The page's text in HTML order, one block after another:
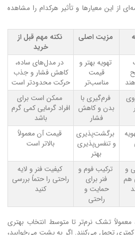
از این معیارها و تأثیر هرکدام را مشاهده
مزیت اصلی
نکته مهم قبل از
خرید
تهویه بهتر و
قیمت
مناسب‌تر
در مدل‌های ساده،
کاهش فشار و جذب
حرکت محدودتر است
فرم‌گیری با
بدن و کاهش
فشار
ممکن است برای
افراد گرمایی کمی گرم
باشد
برگشت‌پذیری
و تنفس‌پذیری
بهتر
قیمت آن معمولاً
بالاتر است
و
هم
ترکیب فوم و
فنر برای
حمایت و
راحتی
کیفیت فنر و لایه
راحتی را حتماً بررسی
کنید
معمولاً تشک نرم‌تر تا متوسط انتخاب بهتری
تحمل می‌کنند. اگر به پشت می‌خوابید،